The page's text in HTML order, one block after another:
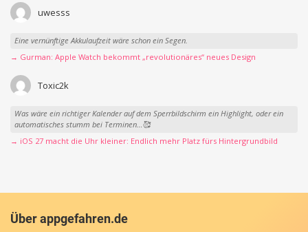
uwesss
Eine vernünftige Akkulaufzeit wäre schon ein Segen.
→ Gurman: Apple Watch bekommt „revolutionäres“ neues Design
Toxic2k
Was wäre ein richtiger Kalender auf dem Sperrbildschirm ein Highlight, oder ein
automatisches stumm bei Terminen…🥰
→ iOS 27 macht die Uhr kleiner: Endlich mehr Platz fürs Hintergrundbild
Über appgefahren.de